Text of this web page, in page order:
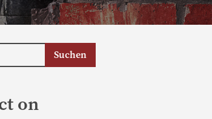
on